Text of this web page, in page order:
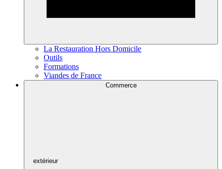
La Restauration Hors Domicile
Outils
Formations
Viandes de France
Commerce
extérieur